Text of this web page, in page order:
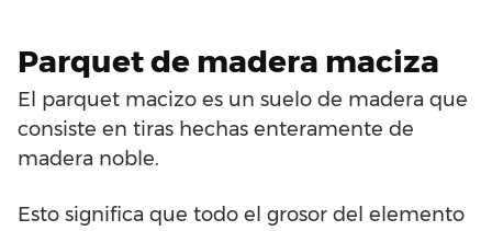
Parquet de madera maciza
El parquet macizo es un suelo de madera que
consiste en tiras hechas enteramente de
madera noble.
Esto significa que todo el grosor del elemento